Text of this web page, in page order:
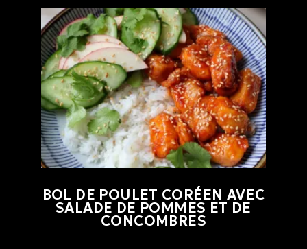
BOL DE POULET CORÉEN AVEC
SALADE DE POMMES ET DE
CONCOMBRES